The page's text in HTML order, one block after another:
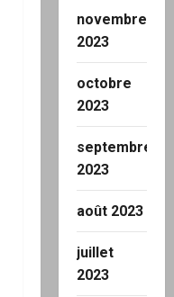
novembre
2023
octobre
2023
septembre
2023
août 2023
juillet
2023